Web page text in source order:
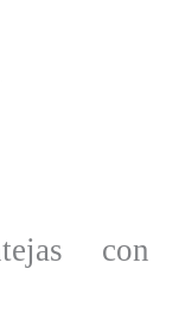
con